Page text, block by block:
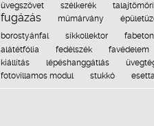
üvegszövet
szélkerék
fugázás műmárvány
borostyánfal
síkkollektor fabeton
alátétfólia
fedélszék favédelem
kiállítás
lépéshanggátlás
fotovillamos modul
stukkó